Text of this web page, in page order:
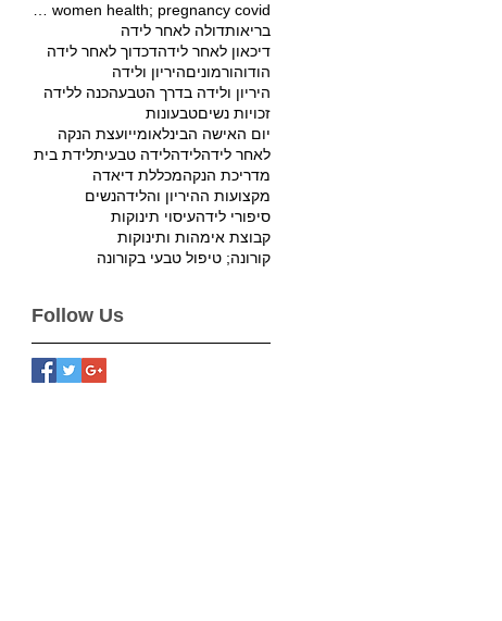
בריאותדולה לאחר לידה
דיכאון לאחר לידהדכדוך לאחר לידה
הודוהורמוניםהיריון ולידה
היריון ולידה בדרך הטבעהכנה ללידה
זכויות נשיםטבעונות
יום האישה הבינלאומייועצת הנקה
לאחר לידהלידהלידה טבעיתלידת בית
מדריכת הנקהמכללת דיאדה
מקצועות ההיריון והלידהנשים
סיפורי לידהעיסוי תינוקות
קבוצת אימהות ותינוקות
קורונה; טיפול טבעי בקורונה
Follow Us